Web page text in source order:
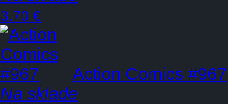
3.70 €
Action Comics #967
Na sklade